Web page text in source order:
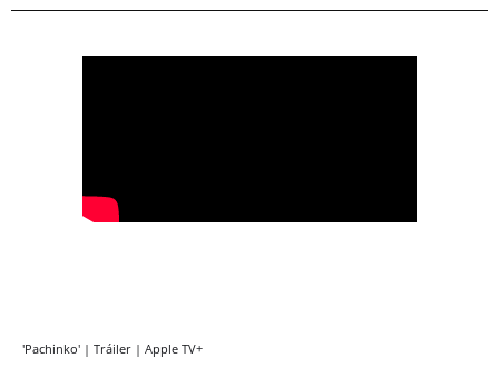
'Pachinko' | Tráiler | Apple TV+